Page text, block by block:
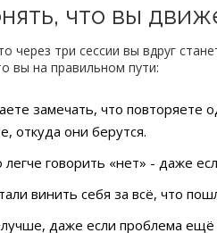
что вы
через три сессии вы вдруг
вы на правильном пути:
замечать, что повторяете
откуда они берутся.
легче говорить «нет» - даже
винить себя за всё, что
даже если проблема